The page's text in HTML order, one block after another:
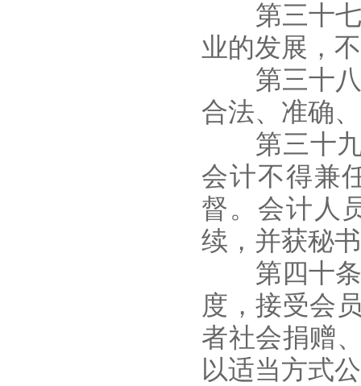
第三十七
业的发展，
第三十八
合法、准确
第三十九
会计不得兼
督。会计人
续，并获秘
第四十条
度，接受会
者社会捐赠
以适当方式